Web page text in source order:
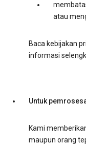
atau
Baca kebijakan
informasi
Untuk
Kami
maupun orang